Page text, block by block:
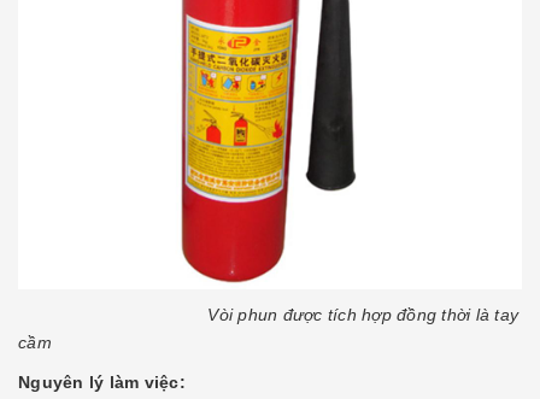
Vòi phun được tích hợp đồng thời là tay
cầm
Nguyên lý làm việc: